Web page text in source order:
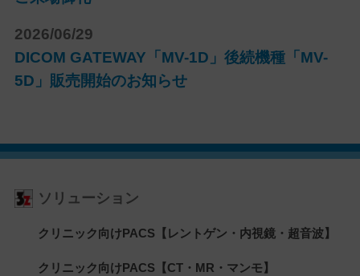
2026/06/29
DICOM GATEWAY「MV-1D」後続機種「MV-
5D」販売開始のお知らせ
ソリューション
クリニック向けPACS【レントゲン・内視鏡・超音波】
クリニック向けPACS【CT・MR・マンモ】